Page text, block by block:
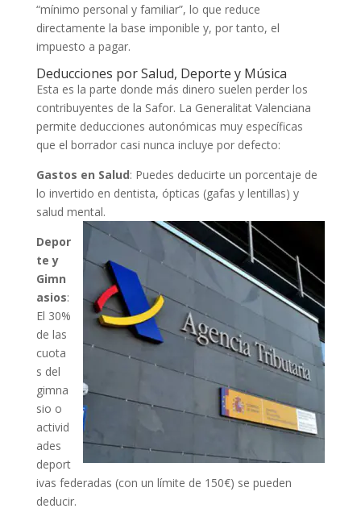
“mínimo personal y familiar”, lo que reduce
directamente la base imponible y, por tanto, el
impuesto a pagar.
Deducciones por Salud, Deporte y Música
Esta es la parte donde más dinero suelen perder los
contribuyentes de la Safor. La Generalitat Valenciana
permite deducciones autonómicas muy específicas
que el borrador casi nunca incluye por defecto:
Gastos en Salud: Puedes deducirte un porcentaje de
lo invertido en dentista, ópticas (gafas y lentillas) y
salud mental.
Depor
te y
Gimn
asios:
El 30%
de las
cuota
s del
gimna
sio o
activid
ades
deport
ivas federadas (con un límite de 150€) se pueden
deducir.